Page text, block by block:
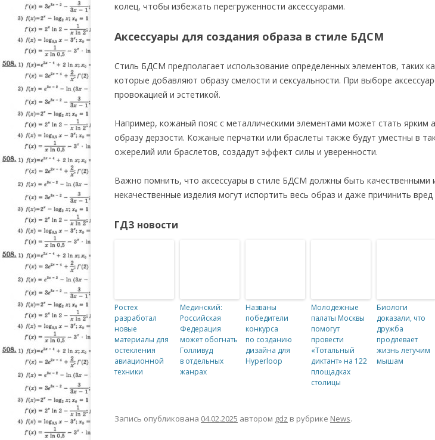
колец, чтобы избежать перегруженности аксессуарами.
Аксессуары для создания образа в стиле БДСМ
Стиль БДСМ предполагает использование определенных элементов, таких
которые добавляют образу смелости и сексуальности. При выборе
провокацией и эстетикой.
Например, кожаный пояс с металлическими элементами может стать
образу дерзости. Кожаные перчатки или браслеты также будут уместны в
ожерелий или браслетов, создадут эффект силы и уверенности.
Важно помнить, что аксессуары в стиле БДСМ должны быть качественными
некачественные изделия могут испортить весь образ и даже причинить
ГДЗ новости
Ростех
разработал
новые
материалы для
остекления
авиационной
техники
Мединский:
Российская
Федерация
может обогнать
Голливуд
в отдельных
жанрах
Названы
победители
конкурса
по созданию
дизайна для
Hyperloop
Молодежные
палаты Москвы
помогут
провести
«Тотальный
диктант» на 122
площадках
столицы
Биологи
доказали, что
дружба
продлевает
жизнь летучим
мышам
Запись опубликована 04.02.2025 автором gdz в рубрике News.